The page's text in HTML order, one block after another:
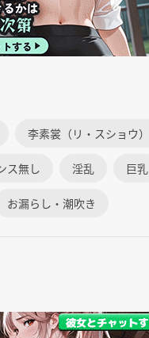
李素裳（リ・スショウ）
ス無し 淫乱 巨乳
お漏らし・潮吹き